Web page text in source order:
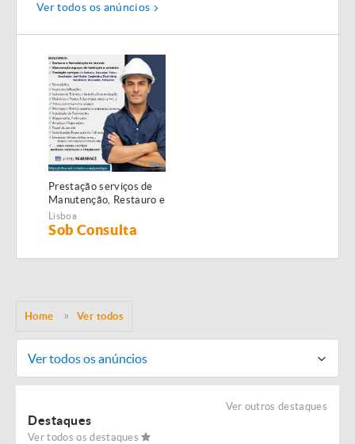
Ver todos os anúncios
Prestação serviços de
Manutenção, Restauro e
Remodelação de
imóveis!
Lisboa
Sob Consulta
Home Ver todos
Ver todos os anúncios
Ver outros destaques
Destaques
Ver todos os destaques